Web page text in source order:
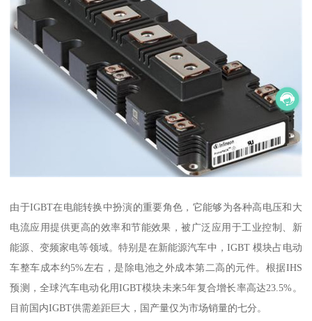
由于IGBT在电能转换中扮演的重要角色，它能够为各种高电压和大
电流应用提供更高的效率和节能效果，被广泛应用于工业控制、新
能源、变频家电等领域。特别是在新能源汽车中，IGBT 模块占电动
车整车成本约5%左右，是除电池之外成本第二高的元件。根据IHS
预测，全球汽车电动化用IGBT模块未来5年复合增长率高达23.5%。
目前国内IGBT供需差距巨大，国产量仅为市场销量的七分。